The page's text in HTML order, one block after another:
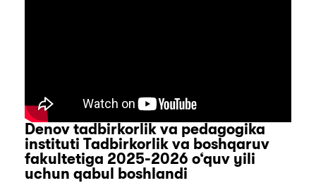
Denov tadbirkorlik va pedagogika
instituti Tadbirkorlik va boshqaruv
fakultetiga 2025-2026 o‘quv yili
uchun qabul boshlandi